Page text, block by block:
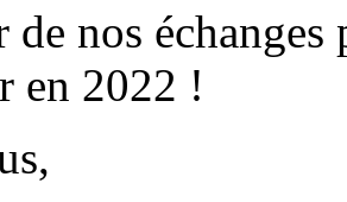
nos
en 2022 !